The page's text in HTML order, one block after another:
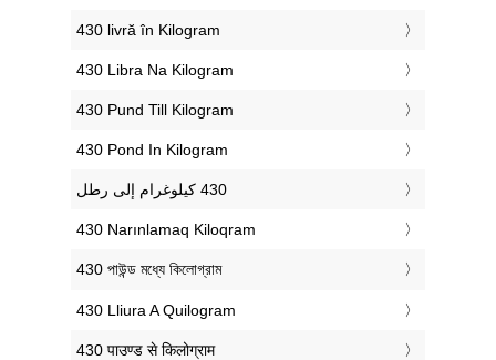
‎430 livră în Kilogram
‎430 Libra Na Kilogram
‎430 Pund Till Kilogram
‎430 Pond In Kilogram
‎430 Narınlamaq Kiloqram
‎430 পাউন্ড মধ্যে কিলোগ্রাম
‎430 Lliura A Quilogram
‎430 पाउण्ड से किलोग्राम